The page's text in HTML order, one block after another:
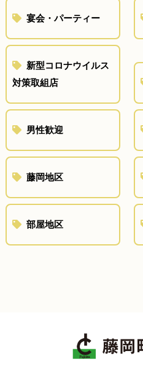
宴会・パーティー
新型コロナウイルス
対策取組店
男性歓迎
藤岡地区
部屋地区